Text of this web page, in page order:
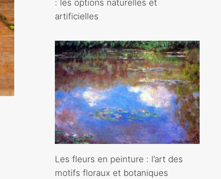
: les options naturelles et
artificielles
Les fleurs en peinture : l’art des
motifs floraux et botaniques